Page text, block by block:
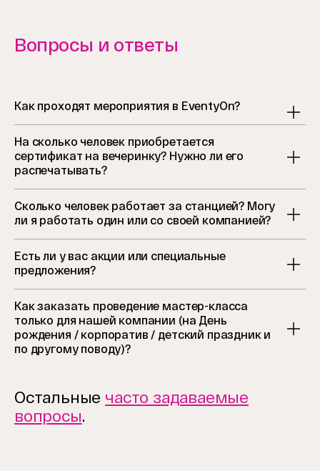
Вопросы и ответы
Как проходят мероприятия в EventyOn?
На сколько человек приобретается
сертификат на вечеринку? Нужно ли его
распечатывать?
Сколько человек работает за станцией? Могу
ли я работать один или со своей компанией?
Есть ли у вас акции или специальные
предложения?
Как заказать проведение мастер-класса
только для нашей компании (на День
рождения / корпоратив / детский праздник и
по другому поводу)?
Остальные часто задаваемые
вопросы.